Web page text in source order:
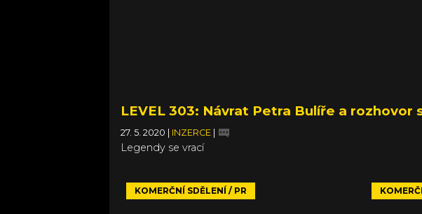
LEVEL 303: Návrat Petra Bulíře a rozhovor
27. 5. 2020 INZERCE
Legendy se vrací
KOMERČNÍ SDĚLENÍ / PR